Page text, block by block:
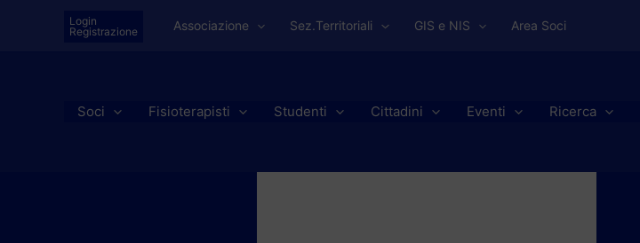
Login
Registrazione
Associazione Sez.Territoriali GIS e NIS Area Soci
Soci Fisioterapisti Studenti Cittadini Eventi Ricerca